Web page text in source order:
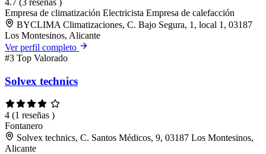
4.7 (3 reseñas )
Empresa de climatización Electricista Empresa de calefacción
BYCLIMA Climatizaciones, C. Bajo Segura, 1, local 1, 03187
Los Montesinos, Alicante
Ver perfil completo
#3 Top Valorado
Solvex technics
4 (1 reseñas )
Fontanero
Solvex technics, C. Santos Médicos, 9, 03187 Los Montesinos,
Alicante